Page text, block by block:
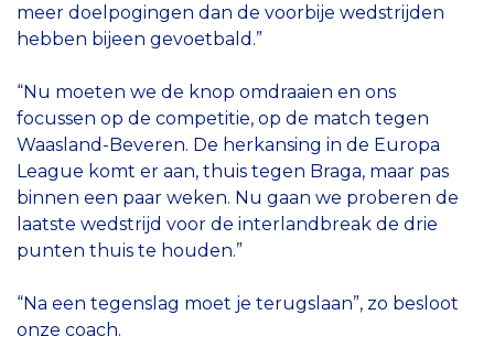
meer doelpogingen dan de voorbije wedstrijden
hebben bijeen gevoetbald.”
“Nu moeten we de knop omdraaien en ons
focussen op de competitie, op de match tegen
Waasland-Beveren. De herkansing in de Europa
League komt er aan, thuis tegen Braga, maar pas
binnen een paar weken. Nu gaan we proberen de
laatste wedstrijd voor de interlandbreak de drie
punten thuis te houden.”
“Na een tegenslag moet je terugslaan”, zo besloot
onze coach.